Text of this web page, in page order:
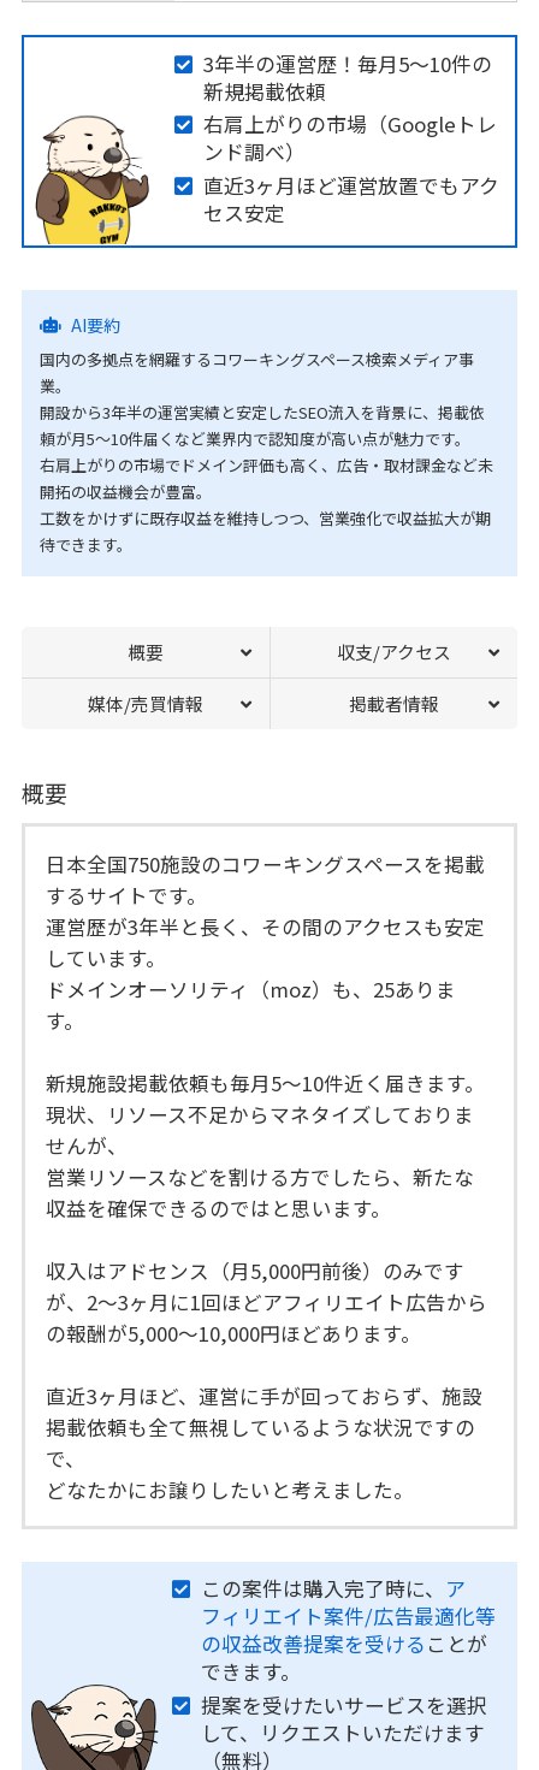
3年半の運営歴！毎月5〜10件の
新規掲載依頼
右肩上がりの市場（Googleトレ
ンド調べ）
直近3ヶ月ほど運営放置でもアク
セス安定
AI要約
国内の多拠点を網羅するコワーキングスペース検索メディア事
業。
開設から3年半の運営実績と安定したSEO流入を背景に、掲載依
頼が月5〜10件届くなど業界内で認知度が高い点が魅力です。
右肩上がりの市場でドメイン評価も高く、広告・取材課金など未
開拓の収益機会が豊富。
工数をかけずに既存収益を維持しつつ、営業強化で収益拡大が期
待できます。
概要 収支/アクセス
媒体/売買情報 掲載者情報
概要
日本全国750施設のコワーキングスペースを掲載
するサイトです。
運営歴が3年半と長く、その間のアクセスも安定
しています。
ドメインオーソリティ（moz）も、25ありま
す。
新規施設掲載依頼も毎月5〜10件近く届きます。
現状、リソース不足からマネタイズしておりま
せんが、
営業リソースなどを割ける方でしたら、新たな
収益を確保できるのではと思います。
収入はアドセンス（月5,000円前後）のみです
が、2〜3ヶ月に1回ほどアフィリエイト広告から
の報酬が5,000〜10,000円ほどあります。
直近3ヶ月ほど、運営に手が回っておらず、施設
掲載依頼も全て無視しているような状況ですの
で、
どなたかにお譲りしたいと考えました。
この案件は購入完了時に、 ア
フィリエイト案件/広告最適化等
の収益改善提案を受ける ことが
できます。
提案を受けたいサービスを選択
して、リクエストいただけます
（無料）